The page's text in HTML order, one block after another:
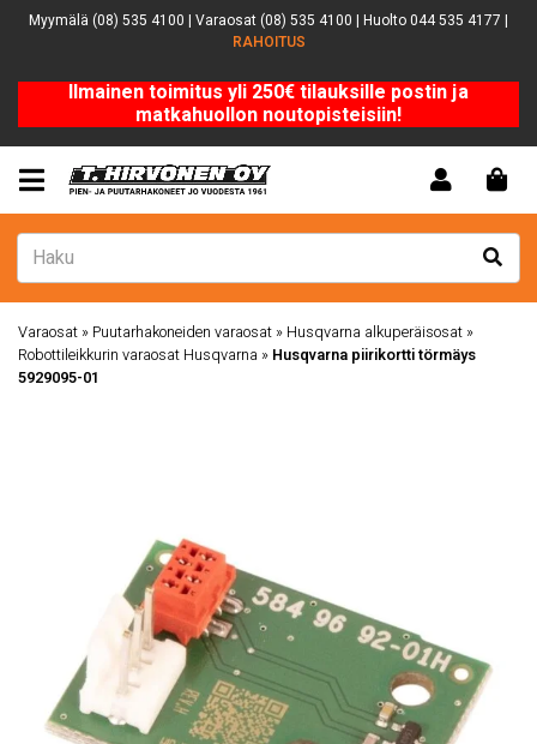
Myymälä (08) 535 4100 | Varaosat (08) 535 4100 | Huolto 044 535 4177 |
RAHOITUS
Ilmainen toimitus yli 250€ tilauksille postin ja
matkahuollon noutopisteisiin!
Varaosat » Puutarhakoneiden varaosat » Husqvarna alkuperäisosat »
Robottileikkurin varaosat Husqvarna » Husqvarna piirikortti törmäys
5929095-01